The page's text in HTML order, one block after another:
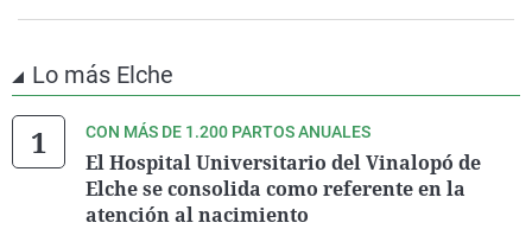
Lo más Elche
CON MÁS DE 1.200 PARTOS ANUALES
El Hospital Universitario del Vinalopó de
Elche se consolida como referente en la
atención al nacimiento